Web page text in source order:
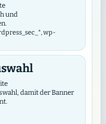
⌄ Filter öffnen
und
wp-
damit der Banner